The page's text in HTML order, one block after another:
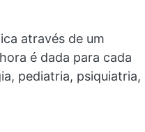
através de um
é dada para cada
pediatria, psiquiatria,